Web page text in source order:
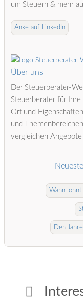
um Steuern & mehr
Anke auf LinkedIn
Über uns
Der Steuerberater-
Steuerberater für Ihre
Ort und
und
vergleichen
Wann
Den